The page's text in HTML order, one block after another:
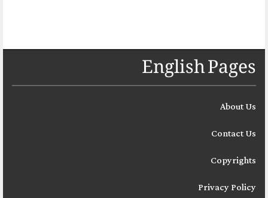
English Pages
About Us
Contact Us
Copyrights
Privacy Policy